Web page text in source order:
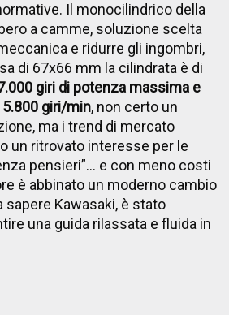
Il monocilindrico della
a camme, soluzione scelta
e ridurre gli ingombri,
di 67x66 mm la cilindrata è di
giri di potenza massima e
5.800 giri/min, non certo un
ma i trend di mercato
un ritrovato interesse per le
pensieri”… e con meno costi
è abbinato un moderno cambio
sapere Kawasaki, è stato
una guida rilassata e fluida in